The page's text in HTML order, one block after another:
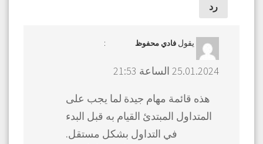
رد
يقول فادي محفوظ :
25.01.2024 الساعة 21:53
هذه قائمة مهام جيدة لما يجب على
المتداول المبتدئ القيام به قبل البدء
في التداول بشكل مستقل.